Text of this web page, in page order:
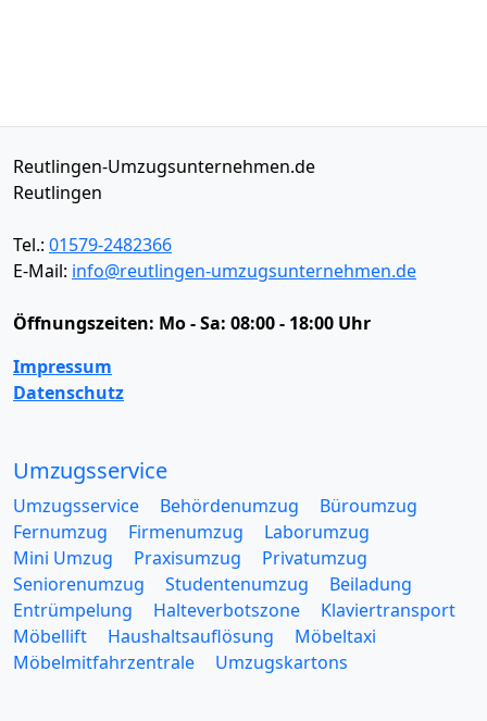
Reutlingen-Umzugsunternehmen.de
Reutlingen
Tel.: 01579-2482366
E-Mail: info@reutlingen-umzugsunternehmen.de
Öffnungszeiten: Mo - Sa: 08:00 - 18:00 Uhr
Impressum
Datenschutz
Umzugsservice
Umzugsservice Behördenumzug
Büroumzug
Fernumzug
Firmenumzug
Laborumzug
Mini Umzug
Praxisumzug
Privatumzug
Seniorenumzug
Studentenumzug
Beiladung
Entrümpelung
Halteverbotszone
Klaviertransport
Möbellift
Haushaltsauflösung
Möbeltaxi
Möbelmitfahrzentrale
Umzugskartons